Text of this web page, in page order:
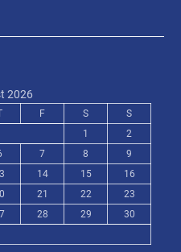
2026
F S
S
1
2
7 8
9
14 15
16
21 22
23
28 29
30